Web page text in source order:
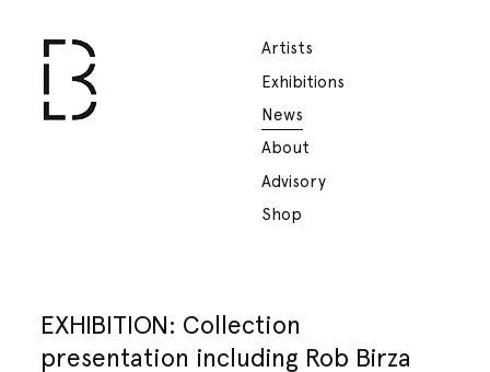
Artists
Exhibitions
News
About
Advisory
Shop
EXHIBITION: Collection
presentation including Rob Birza